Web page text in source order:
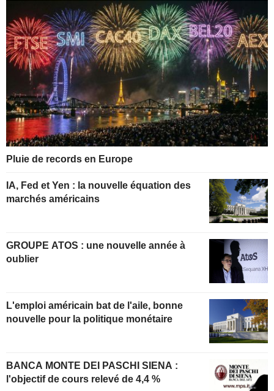
Pluie de records en Europe
IA, Fed et Yen : la nouvelle équation des
marchés américains
GROUPE ATOS : une nouvelle année à
oublier
L'emploi américain bat de l'aile, bonne
nouvelle pour la politique monétaire
BANCA MONTE DEI PASCHI SIENA :
l'objectif de cours relevé de 4,4 %